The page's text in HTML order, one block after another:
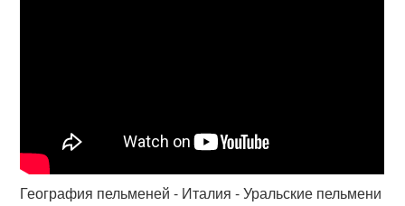
География пельменей - Италия - Уральские пельмени